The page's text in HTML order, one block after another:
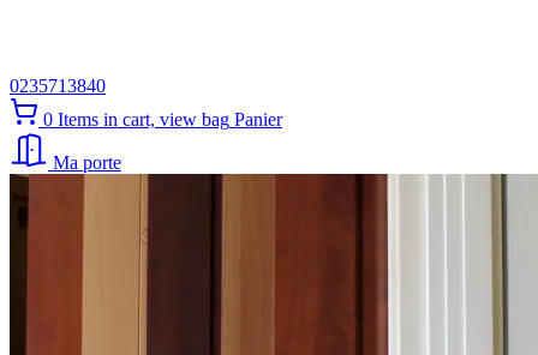
0235713840
0 Items in cart, view bag Panier
Ma porte